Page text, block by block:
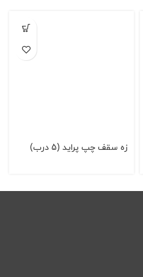
زه سقف چپ پراید (5 درب)